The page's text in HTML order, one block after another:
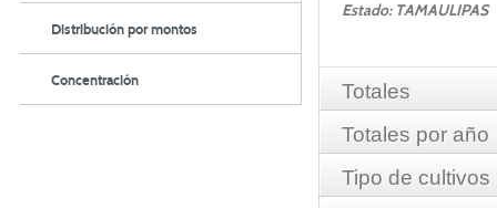
Distribución por montos
Concentración
Estado: TAMAULIPAS
Totales
Hectareas: 11,641.80
Totales por año
Tipo de cultivos